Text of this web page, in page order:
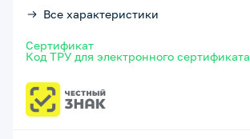
Все характеристики
Сертификат
Код ТРУ для электронного сертификата